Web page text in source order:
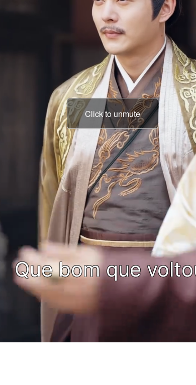
Click to unmute